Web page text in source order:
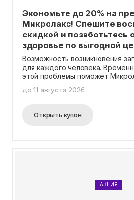
Экономьте до 20% на
Микролакс! Спешите
скидкой и позаботьтесь
здоровье по выгодной
Возможность возникновения
для каждого человека.
этой проблемы поможет
для взрослых, так и для детей.
до 11 августа 2026
Открыть купон
АКЦИЯ